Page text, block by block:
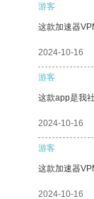
游客
这款加速器
2024-10-16
游客
这款app是我
2024-10-16
游客
这款加速器
2024-10-16